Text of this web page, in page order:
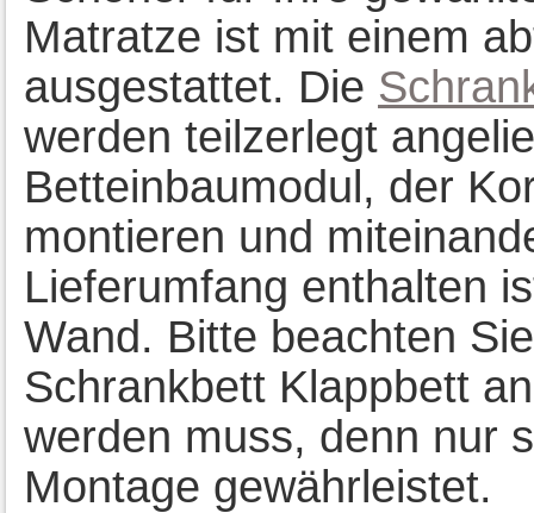
Matratze ist mit einem
ausgestattet. Die
werden teilzerlegt
Betteinbaumodul, der
montieren und
Lieferumfang enthalten
Wand. Bitte beachten
Schrankbett Klappbett
werden muss, denn nur
Montage gewährleistet.